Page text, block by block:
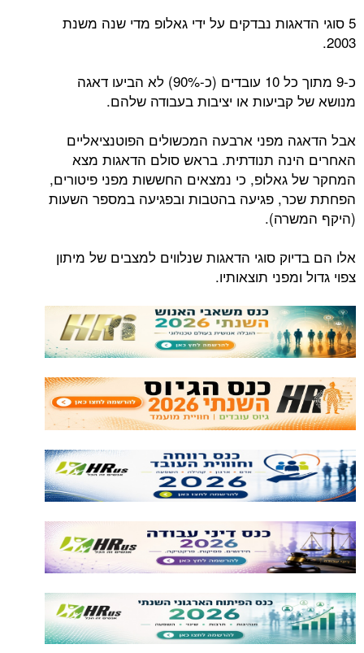
5 סוגי הדאגות נבדקים על ידי גאלופ מדי שנה משנת
2003.
כ-9 מתוך כל 10 עובדים (כ-90%) לא הביעו דאגה
מנושא של קביעות או יציבות בעבודה שלהם.
אבל הדאגה מפני ארבעה המכשולים הפוטנציאליים
האחרים הינה תנודתית. בראש סולם הדאגות מצא
המחקר של גאלופ, כי נמצאים החששות מפני פיטורים,
הפחתת שכר, פגיעה בהטבות ובפגיעה במספר השעות
(היקף המשרה).
אלו הם בדיוק סוגי הדאגות שנלווים למצבים של מיתון
צפוי גדול ומפני תוצאותיו.